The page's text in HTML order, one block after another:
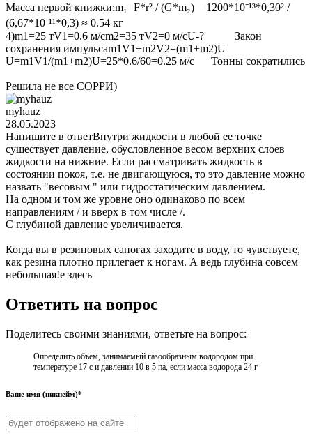
Масса первой книжки:m₁=F*r² / (G*m₂) = 1200*10⁻¹³*0,30² /
(6,67*10⁻¹¹*0,3) ≈ 0.54 кг
4)m1=25 тV1=0.6 м/сm2=35 тV2=0 м/сU-? Закон
сохранения импульсаm1V1+m2V2=(m1+m2)U
U=m1V1/(m1+m2)U=25*0.6/60=0.25 м/с Тонны сократились
Решила не все СОРРИ)
myhauz
28.05.2023
Напишите в ответВнутри жидкости в любой ее точке
существует давление, обусловленное весом верхних слоев
жидкости на нижние. Если рассматривать жидкость в
состоянии покоя, т.е. не двигающуюся, то это давление можно
назвать "весовым " или гидростатическим давлением.
На одном и том же уровне оно одинаково по всем
направлениям / и вверх в том числе /.
С глубиной давление увеличивается.
Когда вы в резиновых сапогах заходите в воду, то чувствуете,
как резина плотно прилегает к ногам. А ведь глубина совсем
небольшая!е здесь
Ответить на вопрос
Поделитесь своими знаниями, ответьте на вопрос:
Определить объем, занимаемый газообразным водородом при
температуре 17 с и давлении 10 в 5 па, если масса водорода 24 г
Ваше имя (никнейм)*